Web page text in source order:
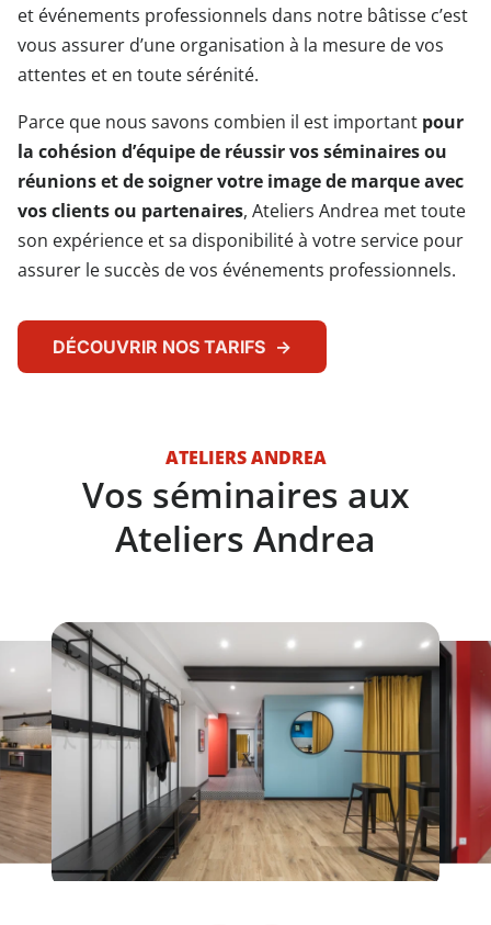
et événements professionnels dans notre bâtisse c’est
vous assurer d’une organisation à la mesure de vos
attentes et en toute sérénité.
Parce que nous savons combien il est important pour
la cohésion d’équipe de réussir vos séminaires ou
réunions et de soigner votre image de marque avec
vos clients ou partenaires, Ateliers Andrea met toute
son expérience et sa disponibilité à votre service pour
assurer le succès de vos événements professionnels.
DÉCOUVRIR NOS TARIFS
ATELIERS ANDREA
Vos séminaires aux
Ateliers Andrea